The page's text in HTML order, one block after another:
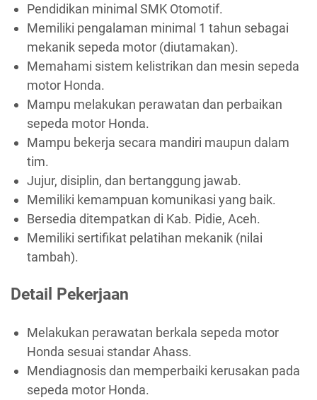
Pendidikan minimal SMK Otomotif.
Memiliki pengalaman minimal 1 tahun sebagai
mekanik sepeda motor (diutamakan).
Memahami sistem kelistrikan dan mesin sepeda
motor Honda.
Mampu melakukan perawatan dan perbaikan
sepeda motor Honda.
Mampu bekerja secara mandiri maupun dalam
tim.
Jujur, disiplin, dan bertanggung jawab.
Memiliki kemampuan komunikasi yang baik.
Bersedia ditempatkan di Kab. Pidie, Aceh.
Memiliki sertifikat pelatihan mekanik (nilai
tambah).
Detail Pekerjaan
Melakukan perawatan berkala sepeda motor
Honda sesuai standar Ahass.
Mendiagnosis dan memperbaiki kerusakan pada
sepeda motor Honda.